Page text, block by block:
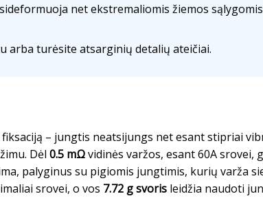
net ekstremaliomis žiemos
turėsite atsarginių detalių ateičiai.
– jungtis neatsijungs net esant stipriai
Dėl 0.5 mΩvidinės varžos, esant 60A srovei,
palyginus su pigiomis jungtimis, kurių varža
srovei, o vos 7.72 g svorisleidžia naudoti